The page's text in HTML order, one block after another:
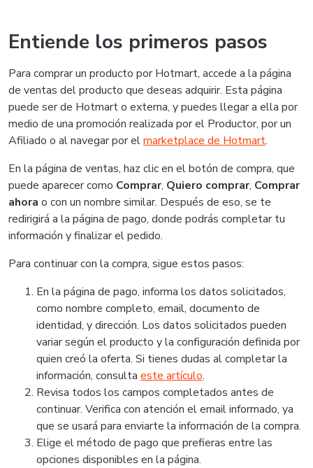
Entiende los primeros pasos
Para comprar un producto por Hotmart, accede a la página
de ventas del producto que deseas adquirir. Esta página
puede ser de Hotmart o externa, y puedes llegar a ella por
medio de una promoción realizada por el Productor, por un
Afiliado o al navegar por elmarketplace de Hotmart.
En la página de ventas, haz clic en el botón de compra, que
puede aparecer como Comprar, Quiero comprar, Comprar
ahora o con un nombre similar. Después de eso, se te
redirigirá a la página de pago, donde podrás completar tu
información y finalizar el pedido.
Para continuar con la compra, sigue estos pasos:
En la página de pago, informa los datos solicitados,
como nombre completo, email, documento de
identidad, y dirección. Los datos solicitados pueden
variar según el producto y la configuración definida por
quien creó la oferta. Si tienes dudas al completar la
información, consulta este artículo.
Revisa todos los campos completados antes de
continuar. Verifica con atención el email informado, ya
que se usará para enviarte la información de la compra.
Elige el método de pago que prefieras entre las
opciones disponibles en la página.